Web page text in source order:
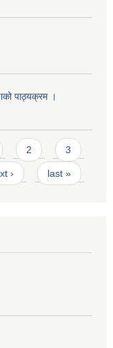
पाठ्यक्रम ।
2 3
› last »